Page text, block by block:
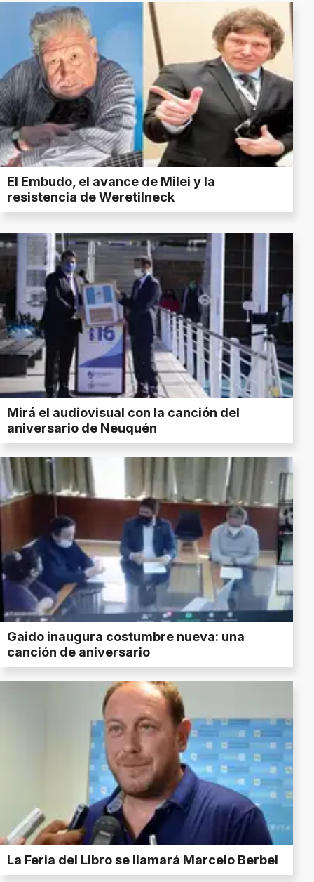
El Embudo, el avance de Milei y la
resistencia de Weretilneck
Mirá el audiovisual con la canción del
aniversario de Neuquén
Gaido inaugura costumbre nueva: una
canción de aniversario
La Feria del Libro se llamará Marcelo Berbel